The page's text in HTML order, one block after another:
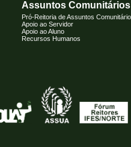
Assuntos Comunitários
Pró-Reitoria de Assuntos
Apoio ao Servidor
Apoio ao Aluno
Recursos Humanos